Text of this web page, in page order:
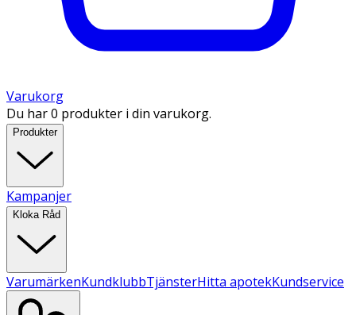
Varukorg
Du har 0 produkter i din varukorg.
Produkter
Kampanjer
Kloka Råd
VarumärkenKundklubbTjänsterHitta apotekKundservice